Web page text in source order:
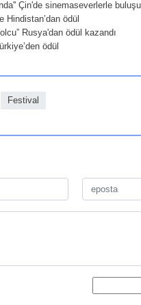
Çin'de sinemaseverlerle
Hindistan’dan ödül
Rusya'dan ödül kazandı
ödül
Festival